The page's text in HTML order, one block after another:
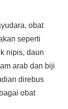
obat
seperti
nipis, daun
arab dan biji
direbus
obat